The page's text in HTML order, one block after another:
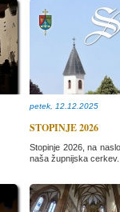
petek, 12.12.2025
STOPINJE 2026
Stopinje 2026, na
naša župnijska cerkev.